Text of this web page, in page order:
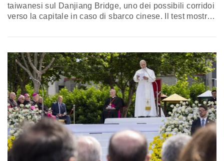
taiwanesi sul Danjiang Bridge, uno dei possibili corridoi
verso la capitale in caso di sbarco cinese. Il test mostra